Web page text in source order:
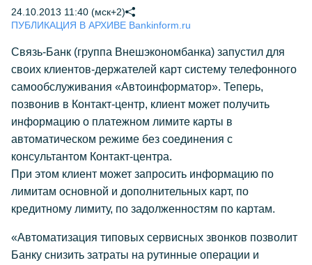
24.10.2013 11:40 (мск+2)
ПУБЛИКАЦИЯ В АРХИВЕ Bankinform.ru
Связь-Банк (группа Внешэкономбанка) запустил для
своих клиентов-держателей карт систему телефонного
самообслуживания «Автоинформатор». Теперь,
позвонив в Контакт-центр, клиент может получить
информацию о платежном лимите карты в
автоматическом режиме без соединения с
консультантом Контакт-центра.
При этом клиент может запросить информацию по
лимитам основной и дополнительных карт, по
кредитному лимиту, по задолженностям по картам.
«Автоматизация типовых сервисных звонков позволит
Банку снизить затраты на рутинные операции и